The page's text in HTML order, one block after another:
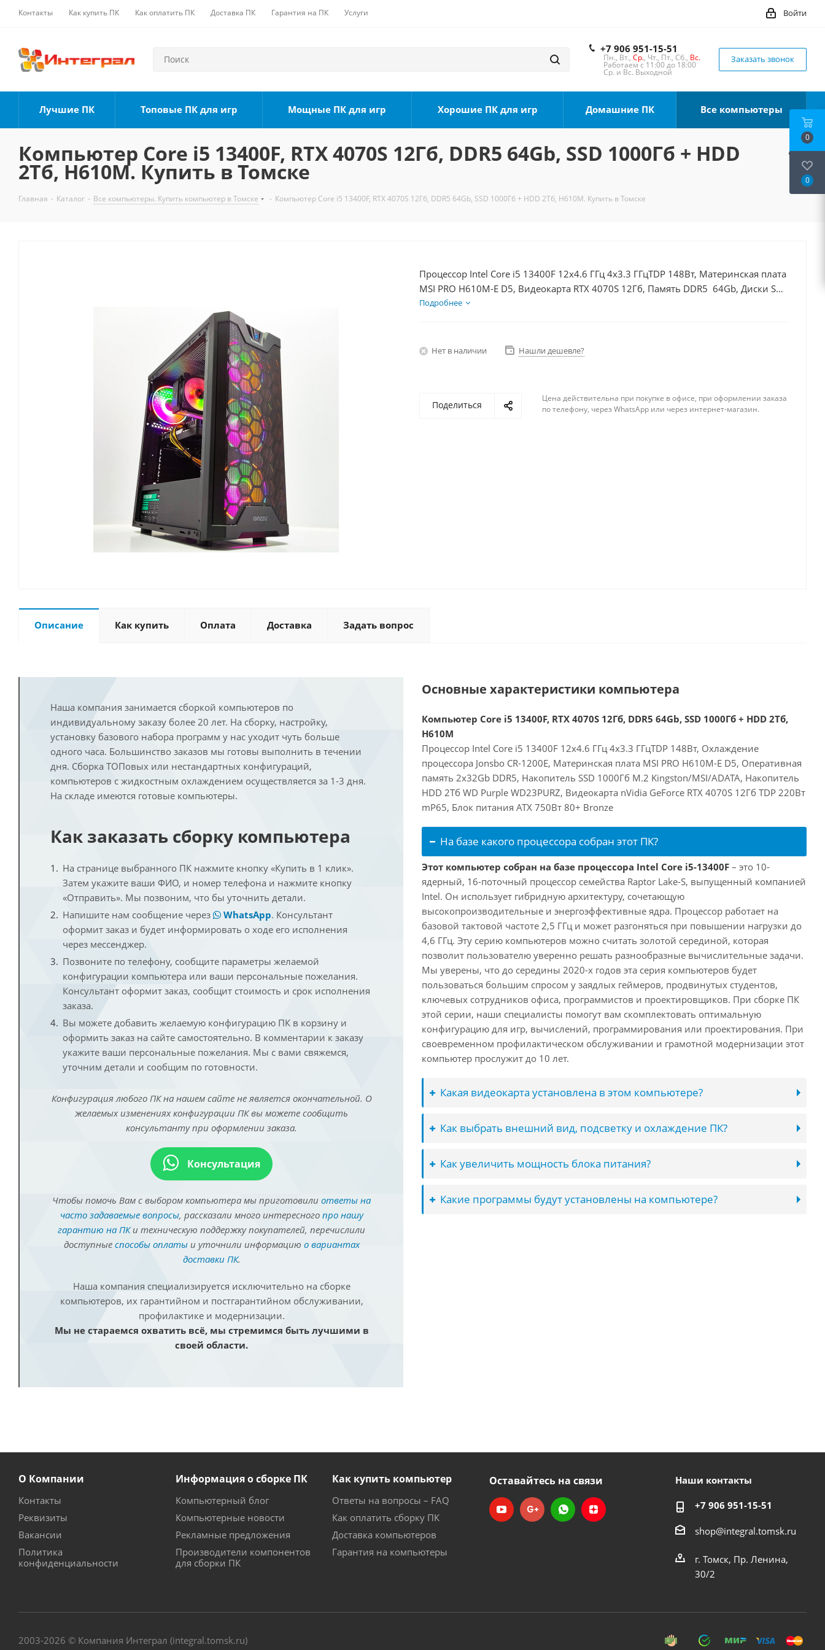
Контакты Как купить ПК Как оплатить ПК Доставка ПК Гарантия на ПК Услуги Войти
+7 906 951-15-51
Пн., Вт., Ср., Чт., Пт., Сб., Вс.
Работаем с 11:00 до 18:00
Ср. и Вс. Выходной
Заказать звонок
Лучшие ПК Топовые ПК для игр Мощные ПК для игр Хорошие ПК для игр Домашние ПК Все компьютеры
Компьютер Core i5 13400F, RTX 4070S 12Гб, DDR5 64Gb, SSD 1000Гб + HDD
2Тб, H610M. Купить в Томске
Главная - Каталог - Все компьютеры. Купить компьютер в Томске - Компьютер Core i5 13400F, RTX 4070S 12Гб, DDR5 64Gb, SSD 1000Гб + HDD 2Тб, H610M. Купить в Томске
Процессор Intel Core i5 13400F 12x4.6 ГГц 4x3.3 ГГцTDP 148Вт, Материнская плата
MSI PRO H610M-E D5, Видеокарта RTX 4070S 12Гб, Память DDR5 64Gb, Диски SSD
1000Гб + HDD 2Тб, БП 750Вт
Подробнее
Нет в наличии Нашли дешевле?
Поделиться
Цена действительна при покупке в офисе, при оформлении заказа
по телефону, через WhatsApp или через интернет-магазин.
Описание Как купить Оплата Доставка Задать вопрос
Наша компания занимается сборкой компьютеров по
индивидуальному заказу более 20 лет. На сборку, настройку,
установку базового набора программ у нас уходит чуть больше
одного часа. Большинство заказов мы готовы выполнить в течении
дня. Сборка ТОПовых или нестандартных конфигураций,
компьютеров с жидкостным охлаждением осуществляется за 1-3 дня.
На складе имеются готовые компьютеры.
Как заказать сборку компьютера
На странице выбранного ПК нажмите кнопку «Купить в 1 клик».
Затем укажите ваши ФИО, и номер телефона и нажмите кнопку
«Отправить». Мы позвоним, что бы уточнить детали.
Напишите нам сообщение через
WhatsApp. Консультант
оформит заказ и будет информировать о ходе его исполнения
через мессенджер.
Позвоните по телефону, сообщите параметры желаемой
конфигурации компьютера или ваши персональные пожелания.
Консультант оформит заказ, сообщит стоимость и срок исполнения
заказа.
Вы можете добавить желаемую конфигурацию ПК в корзину и
оформить заказ на сайте самостоятельно. В комментарии к заказу
укажите ваши персональные пожелания. Мы с вами свяжемся,
уточним детали и сообщим по готовности.
Конфигурация любого ПК на нашем сайте не является окончательной. О
желаемых изменениях конфигурации ПК вы можете сообщить
консультанту при оформлении заказа.
Консультация
Чтобы помочь Вам с выбором компьютера мы приготовили ответы на
часто задаваемые вопросы, рассказали много интересного про нашу
гарантию на ПКи техническую поддержку покупателей, перечислили
доступные способы оплатыи уточнили информацию о вариантах
доставки ПК.
Наша компания специализируется исключительно на сборке
компьютеров, их гарантийном и постгарантийном обслуживании,
профилактике и модернизации.
Мы не стараемся охватить всё, мы стремимся быть лучшими в
своей области.
Основные характеристики компьютера
Компьютер Core i5 13400F, RTX 4070S 12Гб, DDR5 64Gb, SSD 1000Гб + HDD 2Тб,
H610M
Процессор Intel Core i5 13400F 12x4.6 ГГц 4x3.3 ГГцTDP 148Вт, Охлаждение
процессора Jonsbo CR-1200E, Материнская плата MSI PRO H610M-E D5, Оперативная
память 2x32Gb DDR5, Накопитель SSD 1000Гб M.2 Kingston/MSI/ADATA, Накопитель
HDD 2Тб WD Purple WD23PURZ, Видеокарта nVidia GeForce RTX 4070S 12Гб TDP 220Вт
mP65, Блок питания ATX 750Вт 80+ Bronze
На базе какого процессора собран этот ПК?
Этот компьютер собран на базе процессора Intel Core i5-13400F – это 10-
ядерный, 16-поточный процессор семейства Raptor Lake-S, выпущенный компанией
Intel. Он использует гибридную архитектуру, сочетающую
высокопроизводительные и энергоэффективные ядра. Процессор работает на
базовой тактовой частоте 2,5 ГГц и может разгоняться при повышении нагрузки до
4,6 ГГц. Эту серию компьютеров можно считать золотой серединой, которая
позволит пользователю уверенно решать разнообразные вычислительные задачи.
Мы уверены, что до середины 2020-х годов эта серия компьютеров будет
пользоваться большим спросом у заядлых геймеров, продвинутых студентов,
ключевых сотрудников офиса, программистов и проектировщиков. При сборке ПК
этой серии, наши специалисты помогут вам скомплектовать оптимальную
конфигурацию для игр, вычислений, программирования или проектирования. При
своевременном профилактическом обслуживании и грамотной модернизации этот
компьютер прослужит до 10 лет.
Какая видеокарта установлена в этом компьютере?
Как выбрать внешний вид, подсветку и охлаждение ПК?
Как увеличить мощность блока питания?
Какие программы будут установлены на компьютере?
О Компании
Контакты
Реквизиты
Вакансии
Политика
конфиденциальности
Информация о сборке ПК
Компьютерный блог
Компьютерные новости
Рекламные предложения
Производители компонентов
для сборки ПК
Как купить компьютер
Ответы на вопросы – FAQ
Как оплатить сборку ПК
Доставка компьютеров
Гарантия на компьютеры
Оставайтесь на связи Наши контакты
+7 906 951-15-51
shop@integral.tomsk.ru
г. Томск, Пр. Ленина,
30/2
2003-2026 © Компания Интеграл (integral.tomsk.ru)
0
0